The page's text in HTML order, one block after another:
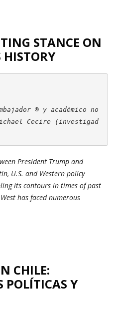
STANCE ON
HISTORY
® y académico no
Cecire (investigad
President Trump and
U.S. and Western policy
its contours in times of past
has faced numerous
CHILE:
POLÍTICAS Y